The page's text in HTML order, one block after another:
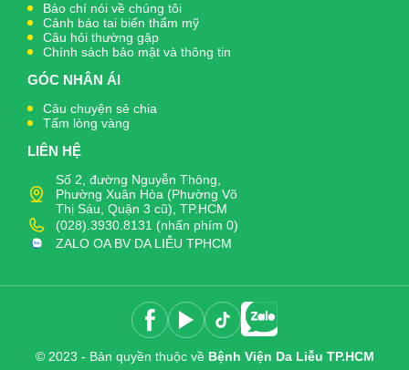
Báo chí nói về chúng tôi
Cảnh báo tai biến thẩm mỹ
Câu hỏi thường gặp
Chính sách bảo mật và thông tin
GÓC NHÂN ÁI
Câu chuyện sẻ chia
Tấm lòng vàng
LIÊN HỆ
Số 2, đường Nguyễn Thông,
Phường Xuân Hòa (Phường Võ
Thị Sáu, Quận 3 cũ), TP.HCM
(028).3930.8131 (nhấn phím 0)
ZALO OA BV DA LIỄU TPHCM
© 2023 - Bản quyền thuộc về Bệnh Viện Da Liễu TP.HCM